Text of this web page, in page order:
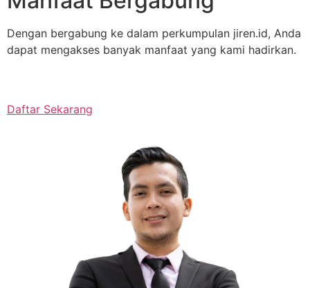
Dengan bergabung ke dalam perkumpulan jiren.id, Anda
dapat mengakses banyak manfaat yang kami hadirkan.
Daftar Sekarang